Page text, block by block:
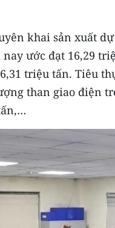
khai sản xuất
ước đạt 16,29
triệu tấn. Tiêu
than giao điện